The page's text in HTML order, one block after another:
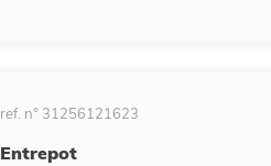
ref. n° 31256121623
Entrepot